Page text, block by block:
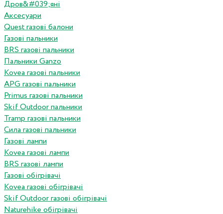
Дров&#039;яні
Аксесуари
Quest газові балони
Газові пальники
BRS газові пальники
Пальники Ganzo
Kovea газові пальники
APG газові пальники
Primus газові пальники
Skif Outdoor пальники
Tramp газові пальники
Сила газові пальники
Газові лампи
Kovea газові лампи
BRS газові лампи
Газові обігрівачі
Kovea газові обігрівачі
Skif Outdoor газові обігрівачі
Naturehike обігрівачі